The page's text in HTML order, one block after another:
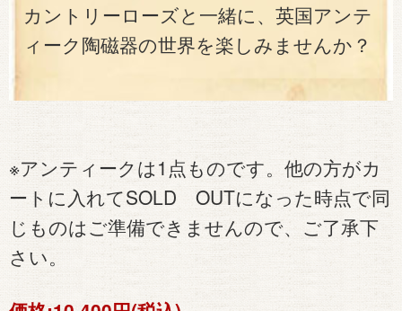
カントリーローズと一緒に、英国アンテ
ィーク陶磁器の世界を楽しみませんか？
※アンティークは1点ものです。他の方がカ
ートに入れてSOLD OUTになった時点で同
じものはご準備できませんので、ご了承下
さい。